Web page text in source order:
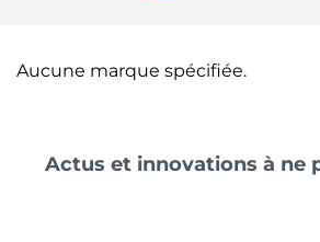
Aucune marque spécifiée.
Actus et innovations à ne